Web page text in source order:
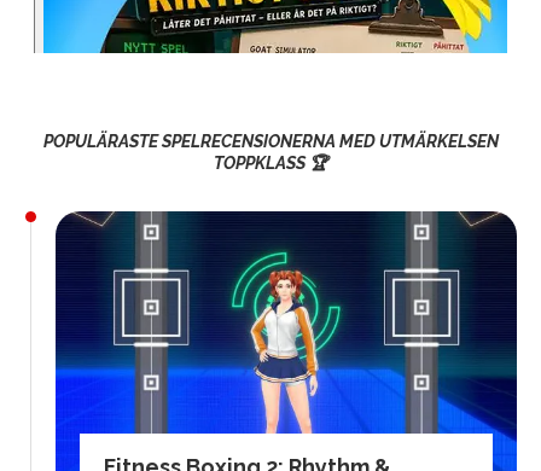
POPULÄRASTE SPELRECENSIONERNA MED UTMÄRKELSEN
TOPPKLASS 🏆